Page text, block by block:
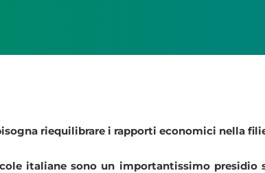
riequilibrare i rapporti economici nella
italiane sono un importantissimo